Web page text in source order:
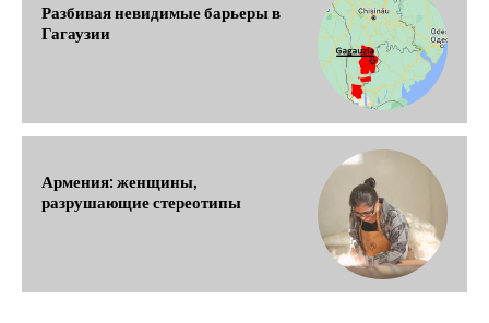
Разбивая невидимые барьеры в
Гагаузии
Армения: женщины,
разрушающие стереотипы